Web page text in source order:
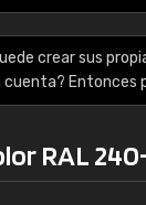
crear sus
cuenta? Entonces
RAL